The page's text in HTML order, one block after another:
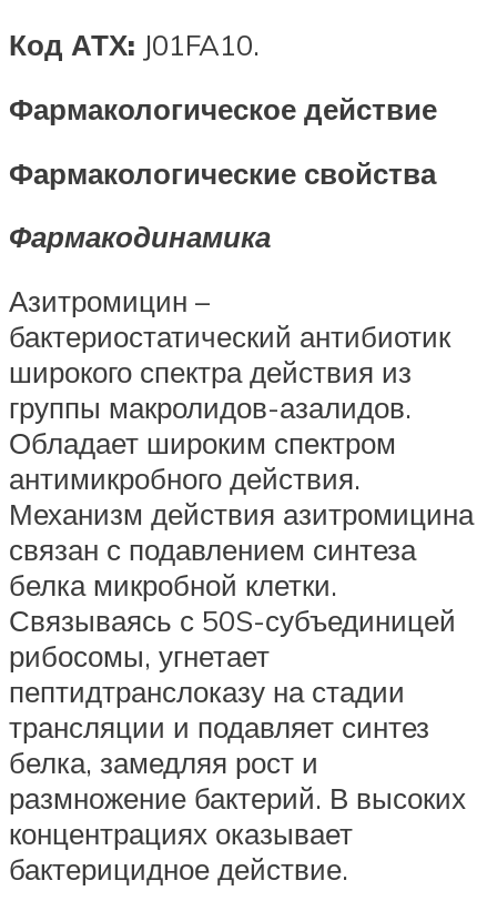
Код АТХ: J01FA10.
Фармакологическое действие
Фармакологические свойства
Фармакодинамика
Азитромицин –
бактериостатический антибиотик
широкого спектра действия из
группы макролидов-азалидов.
Обладает широким спектром
антимикробного действия.
Механизм действия азитромицина
связан с подавлением синтеза
белка микробной клетки.
Связываясь с 50S-субъединицей
рибосомы, угнетает
пептидтранслоказу на стадии
трансляции и подавляет синтез
белка, замедляя рост и
размножение бактерий. В высоких
концентрациях оказывает
бактерицидное действие.